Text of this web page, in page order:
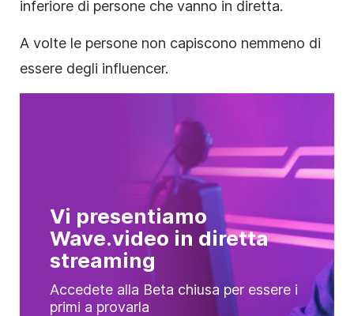
inferiore di persone che vanno in diretta.
A volte le persone non capiscono nemmeno di
essere degli influencer.
Vi presentiamo
Wave.video in diretta
streaming
Accedete alla Beta chiusa per essere i
primi a provarla